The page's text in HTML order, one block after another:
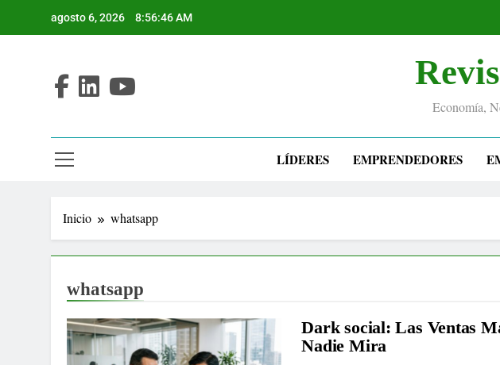
agosto 6, 2026 8:56:47 AM
Economía,
LÍDERES EMPRENDEDORES
Inicio whatsapp
whatsapp
Dark social: Las Ventas
Nadie Mira